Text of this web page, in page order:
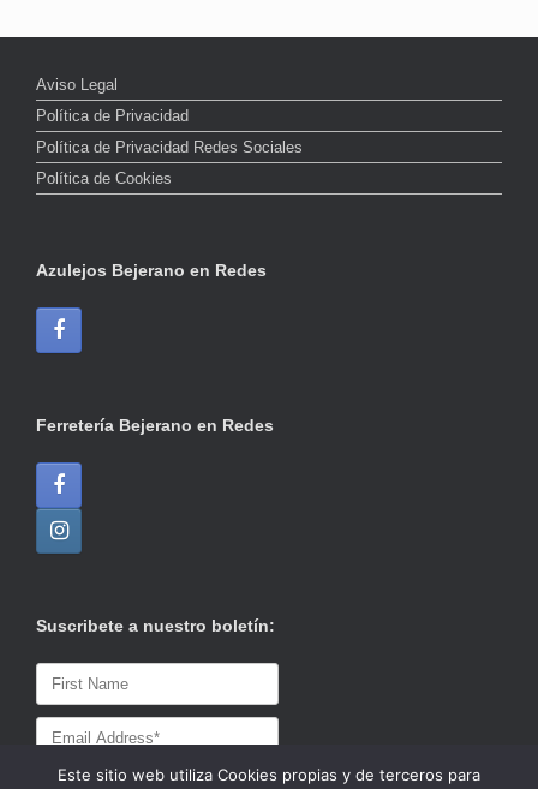
Aviso Legal
Política de Privacidad
Política de Privacidad Redes Sociales
Política de Cookies
Azulejos Bejerano en Redes
Ferretería Bejerano en Redes
Suscribete a nuestro boletín:
Este sitio web utiliza Cookies propias y de terceros para